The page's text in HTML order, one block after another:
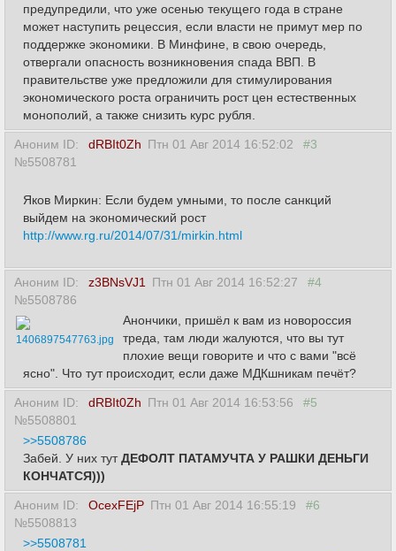
предупредили, что уже осенью текущего года в стране
может наступить рецессия, если власти не примут мер по
поддержке экономики. В Минфине, в свою очередь,
отвергали опасность возникновения спада ВВП. В
правительстве уже предложили для стимулирования
экономического роста ограничить рост цен естественных
монополий, а также снизить курс рубля.
Аноним ID: dRBIt0Zh Птн 01 Авг 2014 16:52:02
#3
№5508781
Яков Миркин: Если будем умными, то после санкций
выйдем на экономический рост
http://www.rg.ru/2014/07/31/mirkin.html
Аноним ID: z3BNsVJ1 Птн 01 Авг 2014 16:52:27
#4
№5508786
1406897547763.jpg
Анончики, пришёл к вам из новороссия
треда, там люди жалуются, что вы тут
плохие вещи говорите и что с вами "всё
ясно". Что тут происходит, если даже МДКшникам печёт?
Аноним ID: dRBIt0Zh Птн 01 Авг 2014 16:53:56
#5
№5508801
>>5508786
Забей. У них тутДЕФОЛТ ПАТАМУЧТА У РАШКИ ДЕНЬГИ
КОНЧАТСЯ)))
Аноним ID: OcexFEjP Птн 01 Авг 2014 16:55:19
#6
№5508813
>>5508781